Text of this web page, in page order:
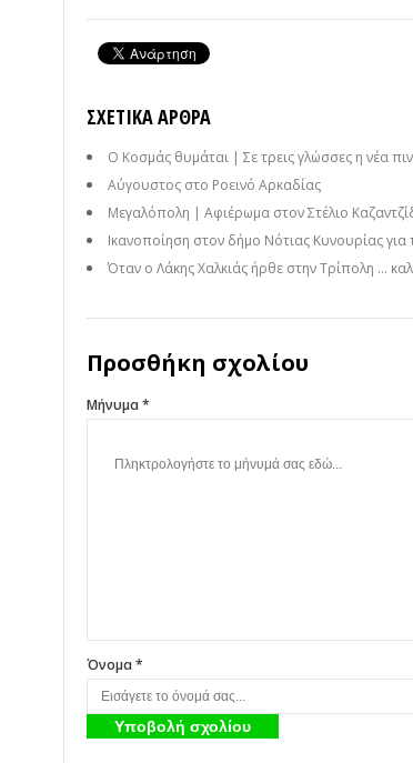
ΣΧΕΤΙΚΆ ΆΡΘΡΑ
Ο Κοσμάς θυμάται | Σε τρεις γλώσσες η νέα
Αύγουστος στο Ροεινό Αρκαδίας
Μεγαλόπολη | Αφιέρωμα στον Στέλιο
Ικανοποίηση στον δήμο Νότιας Κυνουρίας
Όταν ο Λάκης Χαλκιάς ήρθε στην Τρίπολη ...
Προσθήκη σχολίου
Μήνυμα *
Όνομα *